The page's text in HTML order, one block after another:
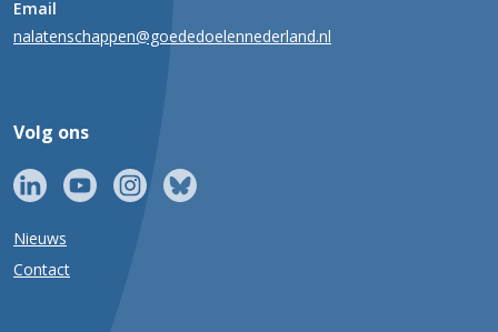
Email
nalatenschappen@goededoelennederland.nl
Volg ons
Nieuws
Contact